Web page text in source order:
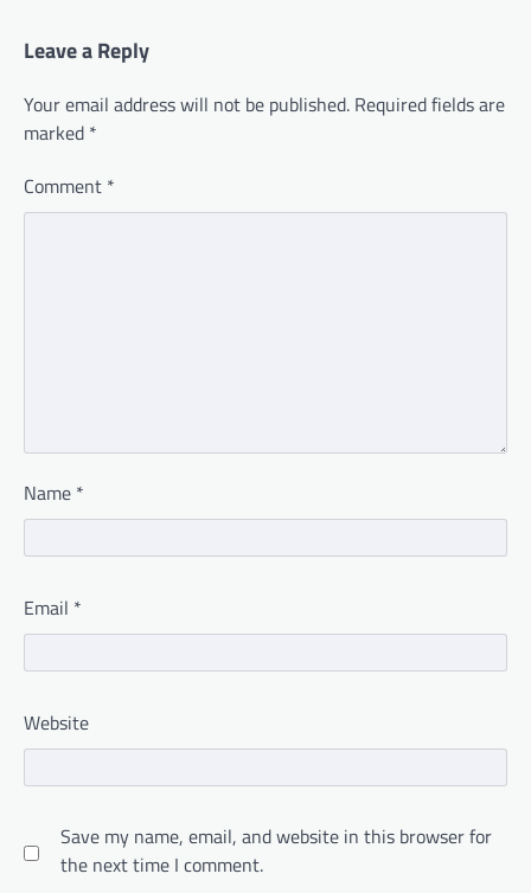
Leave a Reply
Your email address will not be published. Required fields are
marked *
Comment *
Name *
Email *
Website
Save my name, email, and website in this browser for
the next time I comment.